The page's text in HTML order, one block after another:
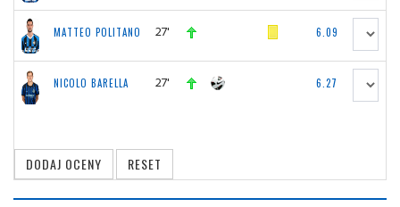
MATTEO POLITANO 27' 6.09
NICOLO BARELLA 27' 6.27